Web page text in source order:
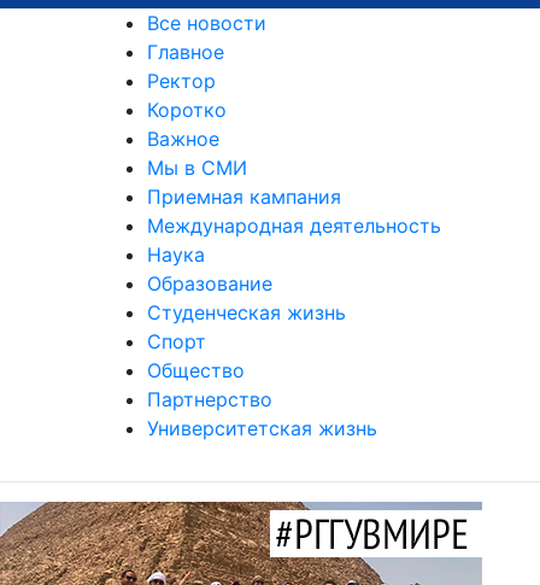
Все новости
Главное
Ректор
Коротко
Важное
Мы в СМИ
Приемная кампания
Международная деятельность
Наука
Образование
Студенческая жизнь
Спорт
Общество
Партнерство
Университетская жизнь